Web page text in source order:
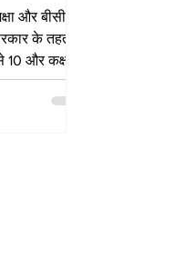
और बीसी
के तहत
10 और कक्षा